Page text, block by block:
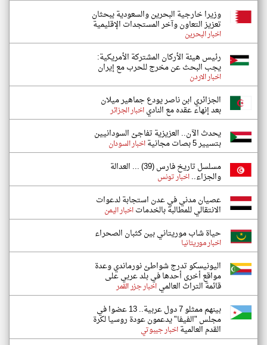
وزيرا خارجية البحرين والسعودية يبحثان
تعزيز التعاون وآخر المستجدات الإقليمية
اخبار البحرين
رئيس هيئة الأركان المشتركة الأمريكية:
يجب البحث عن مخرج للحرب مع إيران
اخبار الاردن
الجزائري ابن ناصر يودع جماهير ميلان
بعد إنهاء عقده مع النادياخبار الجزائر
يحدث الآن.. العزيزية تفاجئ السودانيين
بتسيير 5 بصات مجانية اخبار السودان
مسلسل تاريخ فارس (39) ... العدالة
والجزاء..اخبار تونس
عصيان مدني في عدن استجابة لدعوات
الانتقالي للمطالبة بالخدماتاخبار اليمن
حياة شاب موريتاني بين كثبان الصحراء
اخبار موريتانيا
اليونيسكو تدرج شواطئ نورماندي وعدة
مواقع أخرى أحدها في بلد عربي على
قائمة التراث العالمياخبار جزر القمر
بينهم ممثلو 7 دول عربية.. 13 عضوا في
مجلس "الفيفا" يدعمون عودة روسيا لكرة
القدم العالميةاخبار جيبوتي